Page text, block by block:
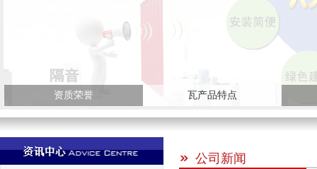
资质荣誉 瓦产品特点
公司新闻